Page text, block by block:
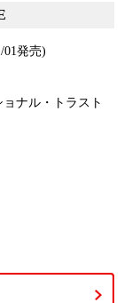
01発売)
ョナル・トラスト